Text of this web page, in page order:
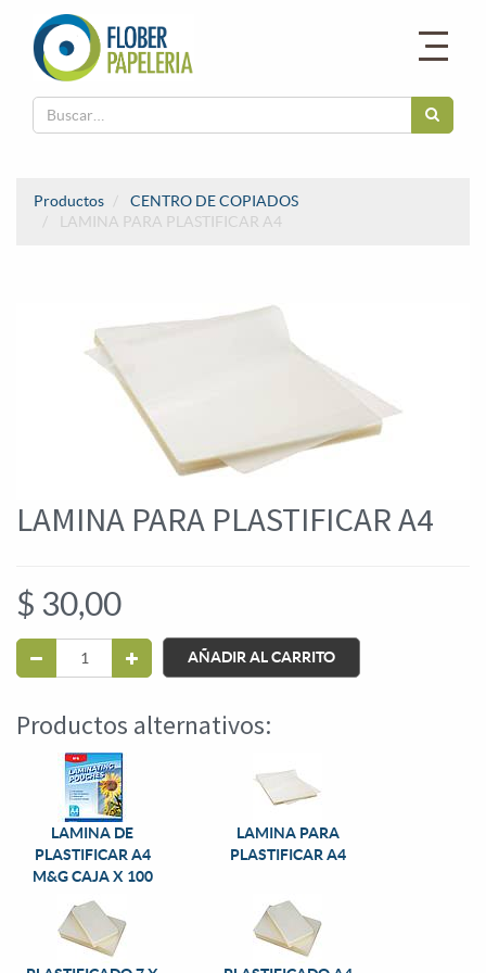
Productos
CENTRO DE COPIADOS
LAMINA PARA PLASTIFICAR A4
LAMINA PARA PLASTIFICAR A4
$ 30,00
AÑADIR AL CARRITO
Productos alternativos:
LAMINA DE
PLASTIFICAR A4
M&G CAJA X 100
LAMINA PARA
PLASTIFICAR A4